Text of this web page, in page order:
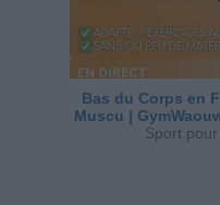
Bas du Corps en
Muscu |
Sport